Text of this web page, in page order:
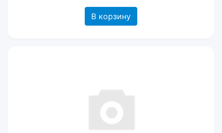
В корзину